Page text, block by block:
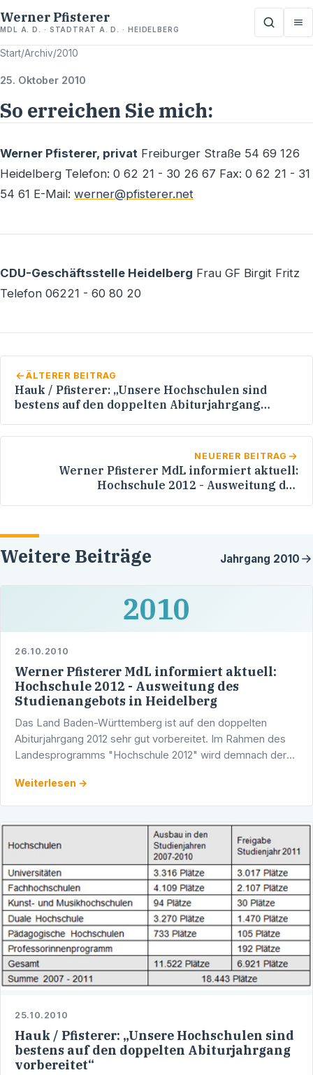
Werner Pfisterer
MDL A. D. · STADTRAT A. D. · HEIDELBERG
Start/Archiv/2010
25. Oktober 2010
So erreichen Sie mich:
Werner Pfisterer, privat Freiburger Straße 54 69 126
Heidelberg Telefon: 0 62 21 - 30 26 67 Fax: 0 62 21 - 31
54 61 E-Mail: werner@pfisterer.net
CDU-Geschäftsstelle Heidelberg Frau GF Birgit Fritz
Telefon 06221 - 60 80 20
ÄLTERER BEITRAG
Hauk / Pfisterer: „Unsere Hochschulen sind
bestens auf den doppelten Abiturjahrgang
NEUERER BEITRAG
Werner Pfisterer MdL informiert aktuell:
Hochschule 2012 - Ausweitung des
Weitere Beiträge Jahrgang 2010
2010
26.10.2010
Werner Pfisterer MdL informiert aktuell:
Hochschule 2012 - Ausweitung des
Studienangebots in Heidelberg
Das Land Baden-Württemberg ist auf den doppelten
Abiturjahrgang 2012 sehr gut vorbereitet. Im Rahmen des
Landesprogramms "Hochschule 2012" wird demnach der
Im …
Weiterlesen →
25.10.2010
Hauk / Pfisterer: „Unsere Hochschulen sind
bestens auf den doppelten Abiturjahrgang
vorbereitet“